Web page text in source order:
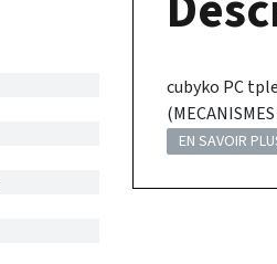
cubyko PC
EN SAVOIR